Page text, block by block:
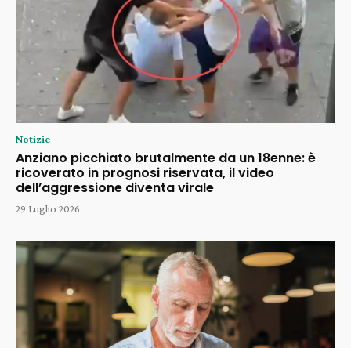
Notizie
Anziano picchiato brutalmente da un 18enne: è
ricoverato in prognosi riservata, il video
dell’aggressione diventa virale
29 Luglio 2026